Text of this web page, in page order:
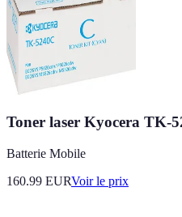
Toner laser Kyocera TK-
Batterie Mobile
160.99 EURVoir le prix